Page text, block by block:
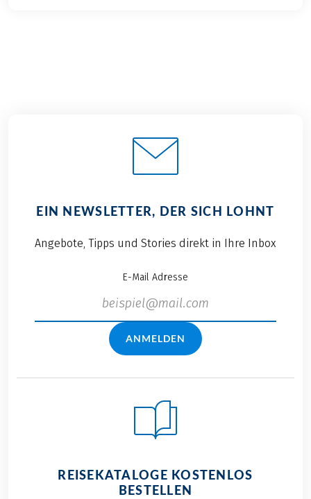
EIN NEWSLETTER, DER SICH LOHNT
Angebote, Tipps und Stories direkt in Ihre Inbox
E-Mail Adresse
ANMELDEN
REISEKATALOGE KOSTENLOS
BESTELLEN